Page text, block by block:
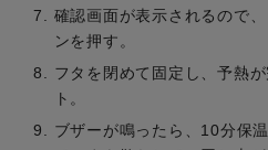
確認画面が表示されるので
ンを押す。
フタを閉めて固定し、予熱
ト。
ブザーが鳴ったら、10分保